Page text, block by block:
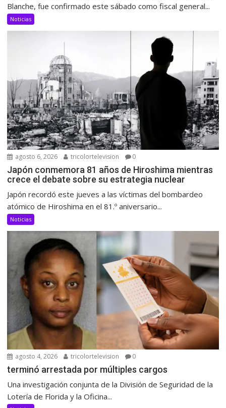
Blanche, fue confirmado este sábado como fiscal general...
Noticias
agosto 6, 2026 tricolortelevision 0
Japón conmemora 81 años de Hiroshima mientras
crece el debate sobre su estrategia nuclear
Japón recordó este jueves a las víctimas del bombardeo
atómico de Hiroshima en el 81.º aniversario...
Noticias
agosto 4, 2026 tricolortelevision 0
terminó arrestada por múltiples cargos
Una investigación conjunta de la División de Seguridad de la
Lotería de Florida y la Oficina...